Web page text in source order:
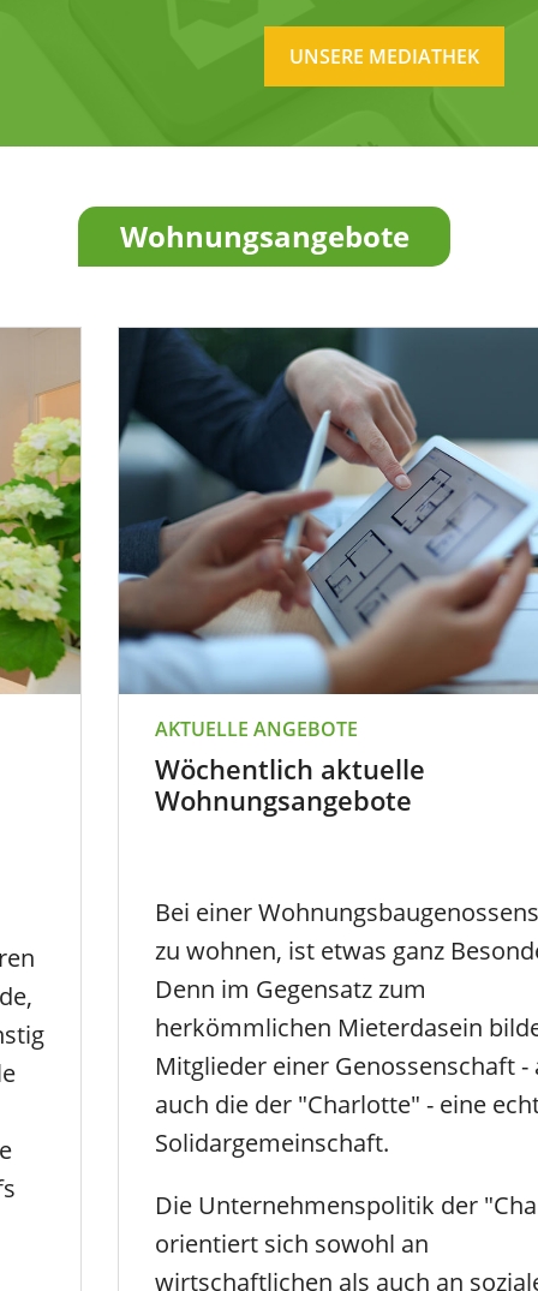
UNSERE MEDIATHEK
Wohnungsangebote
AKTUELLE ANGEBOTE
Wöchentlich aktuelle
Wohnungsangebote
Bei einer
zu wohnen, ist etwas ganz
Denn im Gegensatz zum
herkömmlichen Mieterdasein
Mitglieder einer Genossenschaft -
auch die der "Charlotte" - eine
Solidargemeinschaft.
Die Unternehmenspolitik der
orientiert sich sowohl an
wirtschaftlichen als auch an